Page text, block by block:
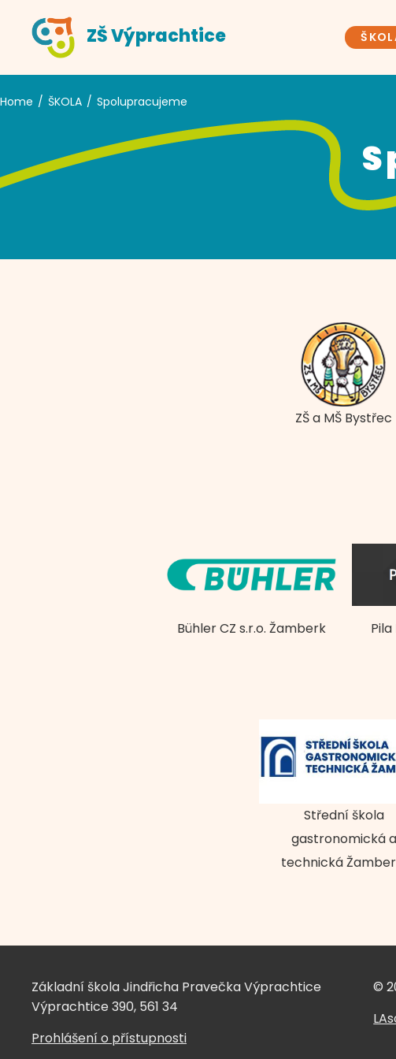
ZŠ Výprachtice
Home ŠKOLA Spolupracujeme
ZŠ a MŠ Bystřec
Bühler CZ s.r.o. Žamberk
Střední škola
gastronomická a
technická
Základní škola Jindřicha Pravečka Výprachtice
Výprachtice 390, 561 34
Prohlášení o přístupnosti
©